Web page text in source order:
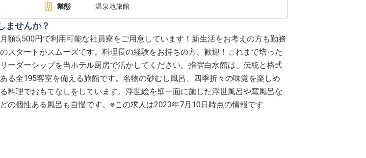
業態 温泉地旅館
ませんか？
月額5,500円で利用可能な社員寮をご用意しています！新生活をお考えの方も勤務
のスタートがスムーズです。料理長の経験をお持ちの方、歓迎！これまで培った
リーダーシップを当ホテル厨房で活かしてください。指宿白水館は、伝統と格式
ある全195客室を備える旅館です。名物の砂むし風呂、四季折々の味覚を楽しめ
る料理でおもてなしをしています。浮世絵を壁一面に施した浮世風呂や窯風呂な
どの個性ある風呂も自慢です。※この求人は2023年7月10日時点の情報です